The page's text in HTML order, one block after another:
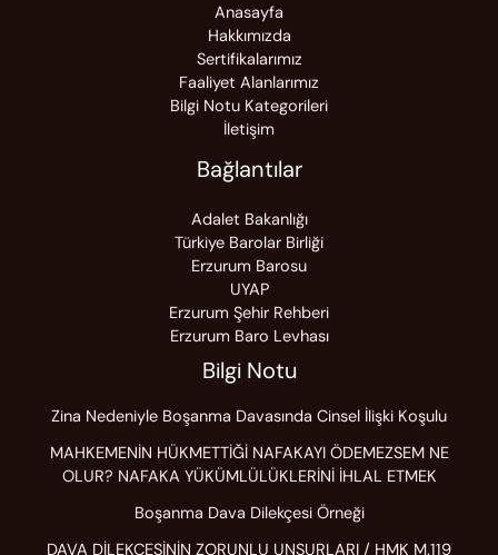
Anasayfa
Hakkımızda
Sertifikalarımız
Faaliyet Alanlarımız
Bilgi Notu Kategorileri
İletişim
Bağlantılar
Adalet Bakanlığı
Türkiye Barolar Birliği
Erzurum Barosu
UYAP
Erzurum Şehir Rehberi
Erzurum Baro Levhası
Bilgi Notu
Zina Nedeniyle Boşanma Davasında Cinsel İlişki Koşulu
MAHKEMENİN HÜKMETTİĞİ NAFAKAYI ÖDEMEZSEM NE
OLUR? NAFAKA YÜKÜMLÜLÜKLERİNİ İHLAL ETMEK
Boşanma Dava Dilekçesi Örneği
DAVA DİLEKÇESİNİN ZORUNLU UNSURLARI / HMK M.119